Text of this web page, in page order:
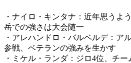
・ナイロ・キンタナ：近年思うよ
岳での強さは大会随一
・アレハンドロ・バルベルデ：ア
参戦、ベテランの強みを生かす
・ミケル・ランダ：ジロ4位、チ